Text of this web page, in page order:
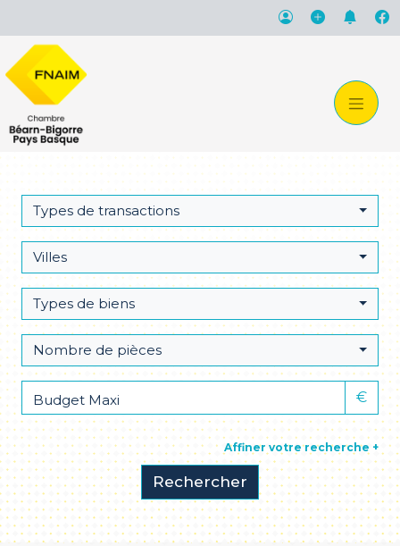
Types de transactions
Villes
Types de biens
Nombre de pièces
€
Affiner votre recherche +
Rechercher